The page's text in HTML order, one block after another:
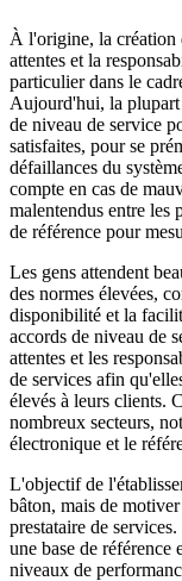
À l'origine, la création
attentes et la
particulier dans le
Aujourd'hui, la plupart
de niveau de service
satisfaites, pour se
défaillances du
compte en cas de
malentendus entre les
de référence pour
Les gens attendent
des normes élevées,
disponibilité et la
accords de niveau de
attentes et les
de services afin
élevés à leurs clients.
nombreux secteurs,
électronique et le
L'objectif de
bâton, mais de
prestataire de
une base de référence
niveaux de